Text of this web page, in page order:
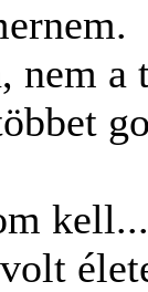
nem